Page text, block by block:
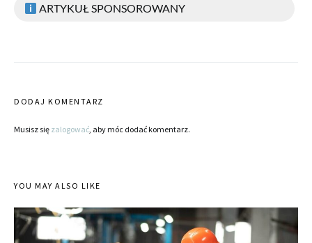
ARTYKUŁ SPONSOROWANY
DODAJ KOMENTARZ
Musisz się zalogować , aby móc dodać komentarz.
YOU MAY ALSO LIKE